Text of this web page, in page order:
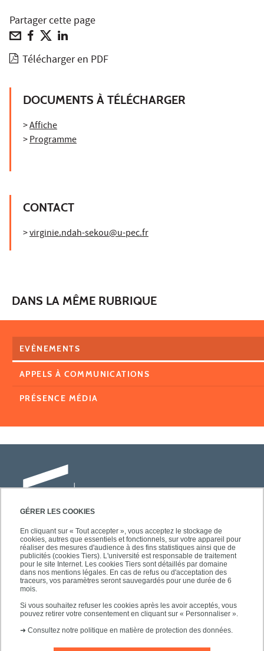
GÉRER LES COOKIES
En cliquant sur « Tout accepter », vous acceptez le stockage de
cookies, autres que essentiels et fonctionnels, sur votre appareil pour
réaliser des mesures d'audience à des fins statistiques ainsi que de
publicités (cookies Tiers). L'université est responsable de traitement
pour le site Internet. Les cookies Tiers sont détaillés par domaine
dans nos mentions légales. En cas de refus ou d'acceptation des
traceurs, vos paramètres seront sauvegardés pour une durée de 6
mois.
Si vous souhaitez refuser les cookies après les avoir acceptés, vous
pouvez retirer votre consentement en cliquant sur « Personnaliser ».
➜ Consultez notre politique en matière de protection des données.
Partager cette page
Télécharger en PDF
DOCUMENTS À TÉLÉCHARGER
>Affiche
>Programme
CONTACT
>virginie.ndah-sekou@u-pec.fr
DANS LA MÊME RUBRIQUE
EVÈNEMENTS
APPELS À COMMUNICATIONS
PRÉSENCE MÉDIA
Université Paris-Est Créteil
Faculté des lettres, langues et sciences
humaines
61, avenue du Général de Gaulle
94010 Créteil